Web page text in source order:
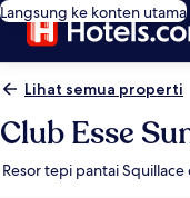
Langsung ke konten utama
Lihat semua properti
Club Esse
Resor tepi pantai